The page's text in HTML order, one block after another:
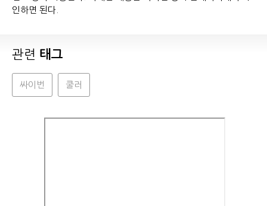
인하면 된다.
관련 태그
싸이번 쿨러